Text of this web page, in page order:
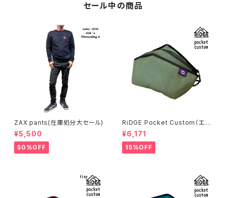
セール中の商品
ZAX pants(在庫処分大セール)
¥5,500
50%OFF
RiDGE Pocket Custom（エバ
ーグリーン）
¥6,171
15%OFF